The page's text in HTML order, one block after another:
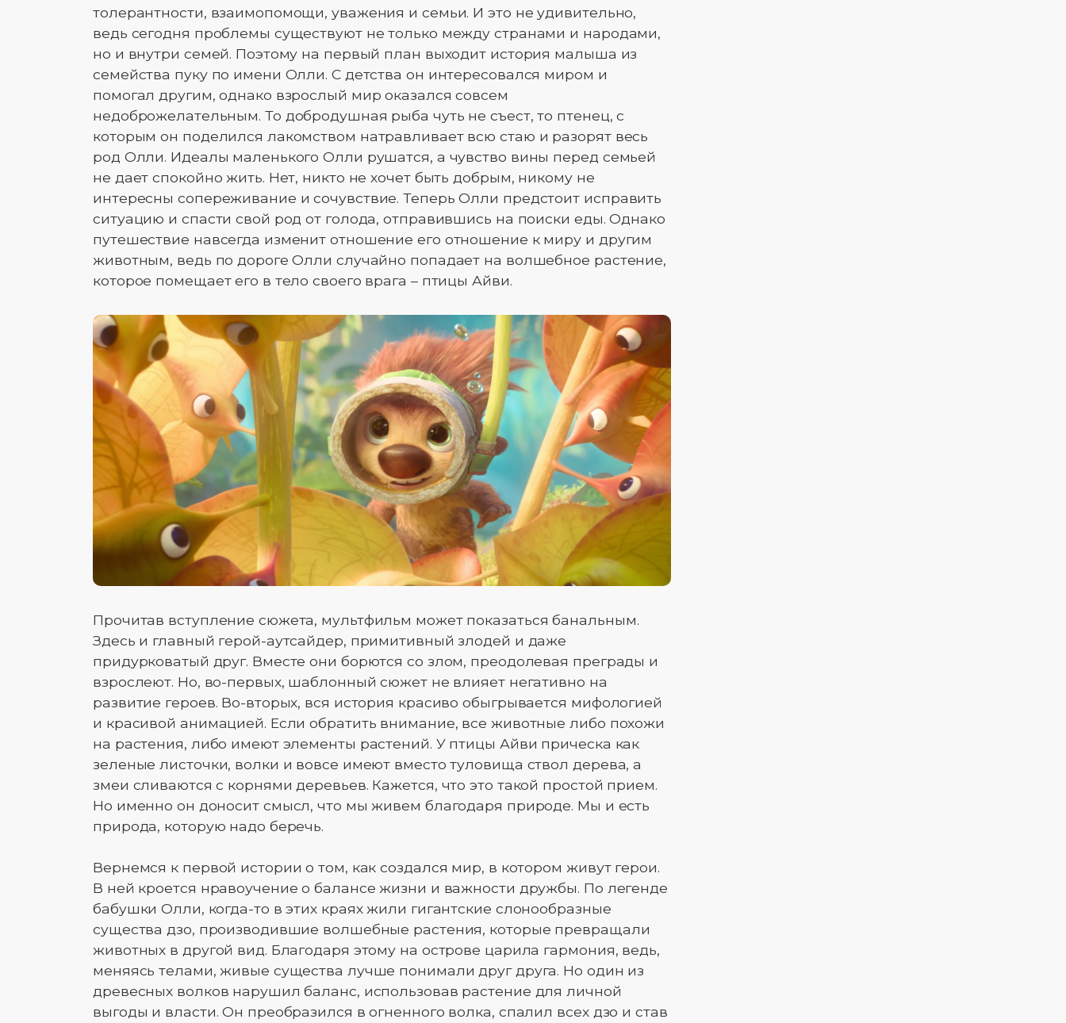
толерантности, взаимопомощи, уважения и семьи. И это не удивительно,
ведь сегодня проблемы существуют не только между странами и народами,
но и внутри семей. Поэтому на первый план выходит история малыша из
семейства пуку по имени Олли. С детства он интересовался миром и
помогал другим, однако взрослый мир оказался совсем
недоброжелательным. То добродушная рыба чуть не съест, то птенец, с
которым он поделился лакомством натравливает всю стаю и разорят весь
род Олли. Идеалы маленького Олли рушатся, а чувство вины перед семьей
не дает спокойно жить. Нет, никто не хочет быть добрым, никому не
интересны сопереживание и сочувствие. Теперь Олли предстоит исправить
ситуацию и спасти свой род от голода, отправившись на поиски еды. Однако
путешествие навсегда изменит отношение его отношение к миру и другим
животным, ведь по дороге Олли случайно попадает на волшебное растение,
которое помещает его в тело своего врага – птицы Айви.
Прочитав вступление сюжета, мультфильм может показаться банальным.
Здесь и главный герой-аутсайдер, примитивный злодей и даже
придурковатый друг. Вместе они борются со злом, преодолевая преграды и
взрослеют. Но, во-первых, шаблонный сюжет не влияет негативно на
развитие героев. Во-вторых, вся история красиво обыгрывается мифологией
и красивой анимацией. Если обратить внимание, все животные либо похожи
на растения, либо имеют элементы растений. У птицы Айви прическа как
зеленые листочки, волки и вовсе имеют вместо туловища ствол дерева, а
змеи сливаются с корнями деревьев. Кажется, что это такой простой прием.
Но именно он доносит смысл, что мы живем благодаря природе. Мы и есть
природа, которую надо беречь.
Вернемся к первой истории о том, как создался мир, в котором живут герои.
В ней кроется нравоучение о балансе жизни и важности дружбы. По легенде
бабушки Олли, когда-то в этих краях жили гигантские слонообразные
существа дзо, производившие волшебные растения, которые превращали
животных в другой вид. Благодаря этому на острове царила гармония, ведь,
меняясь телами, живые существа лучше понимали друг друга. Но один из
древесных волков нарушил баланс, использовав растение для личной
выгоды и власти. Он преобразился в огненного волка, спалил всех дзо и став